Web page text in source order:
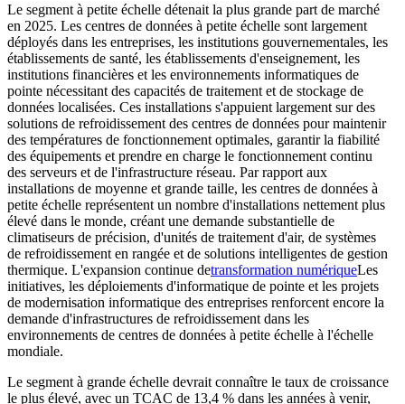
Le segment à petite échelle détenait la plus grande part de marché
en 2025. Les centres de données à petite échelle sont largement
déployés dans les entreprises, les institutions gouvernementales, les
établissements de santé, les établissements d'enseignement, les
institutions financières et les environnements informatiques de
pointe nécessitant des capacités de traitement et de stockage de
données localisées. Ces installations s'appuient largement sur des
solutions de refroidissement des centres de données pour maintenir
des températures de fonctionnement optimales, garantir la fiabilité
des équipements et prendre en charge le fonctionnement continu
des serveurs et de l'infrastructure réseau. Par rapport aux
installations de moyenne et grande taille, les centres de données à
petite échelle représentent un nombre d'installations nettement plus
élevé dans le monde, créant une demande substantielle de
climatiseurs de précision, d'unités de traitement d'air, de systèmes
de refroidissement en rangée et de solutions intelligentes de gestion
thermique. L'expansion continue detransformation numériqueLes
initiatives, les déploiements d'informatique de pointe et les projets
de modernisation informatique des entreprises renforcent encore la
demande d'infrastructures de refroidissement dans les
environnements de centres de données à petite échelle à l'échelle
mondiale.
Le segment à grande échelle devrait connaître le taux de croissance
le plus élevé, avec un TCAC de 13,4 % dans les années à venir,